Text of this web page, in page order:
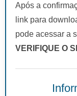
Após a
link para
pode acessar a
VERIFIQUE O